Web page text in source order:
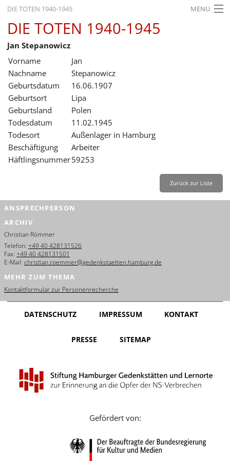
DIE TOTEN 1940-1945 MENU
STARTSEITE
AKTUELLES
AUSSTELLUNGEN
GESCHICHTE
BILDUNG
FORSCHUNG
SERVICE
Français
Dansk
Español
Nederlands
Português
Русский
Leichte Sprache
DIE TOTEN 1940-1945
Jan Stepanowicz
Vorname
Jan
Nachname
Stepanowicz
Geburtsdatum
16.06.1907
Geburtsort
Lipa
Geburtsland
Polen
Todesdatum
11.02.1945
Todesort
Außenlager in Hamburg
Beschäftigung
Arbeiter
Häftlingsnummer59253
Zurück zur Liste
ANSPRECHPERSON
ARCHIV
Christian Römmer
Telefon: +49 40 428131526
Fax: +49 40 428131501
E-Mail: christian.roemmer@gedenkstaetten.hamburg.de
MEHR ZUM THEMA
Kontaktformular zur Personenrecherche
DATENSCHUTZ IMPRESSUM KONTAKT
PRESSE SITEMAP
Gefördert von: